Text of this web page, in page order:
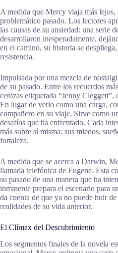
A medida que Mercy viaja más lejos,
problemático pasado. Los lectores
las causas de su ansiedad: una serie
desarrollaron inesperadamente,
en el camino, su historia se
resistencia.
Impulsada por una mezcla de
de su pasado. Entre los recuerdos
cenizas etiquetada “Jenny Cleggett”,
En lugar de verlo como una carga,
compañero en su viaje. Sirve como
desafíos que ha enfrentado. Cada
más sobre sí misma: sus miedos,
fortaleza.
A medida que se acerca a Darwin,
llamada telefónica de Eugene. Esta
su pasado de una manera que ha
inminente prepara el escenario para
da cuenta de que ya no puede huir
realidades de su vida anterior.
El Clímax del Descubrimiento
Los segmentos finales de la novela